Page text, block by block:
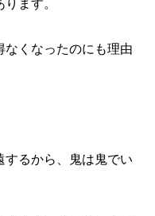
ます。
なくなったのにも理由
するから、鬼は鬼でい